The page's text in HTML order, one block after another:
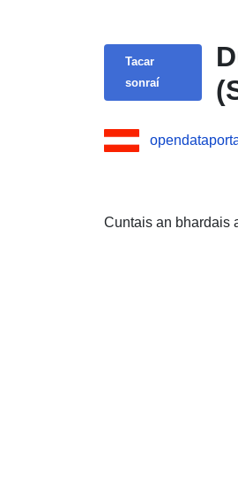
Tacar
sonraí
Cuntais an bhardais